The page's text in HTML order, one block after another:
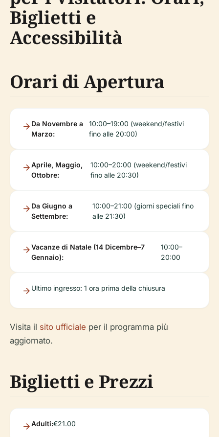
Biglietti e
Accessibilità
Orari di Apertura
Da Novembre a
Marzo:
10:00–19:00 (weekend/festivi
fino alle 20:00)
Aprile, Maggio,
Ottobre:
10:00–20:00 (weekend/festivi
fino alle 20:30)
Da Giugno a
Settembre:
10:00–21:00 (giorni speciali fino
alle 21:30)
Vacanze di Natale (14 Dicembre–7
Gennaio):
10:00–
20:00
Ultimo ingresso: 1 ora prima della chiusura
Visita il sito ufficiale per il programma più
aggiornato.
Biglietti e Prezzi
Adulti:€21.00